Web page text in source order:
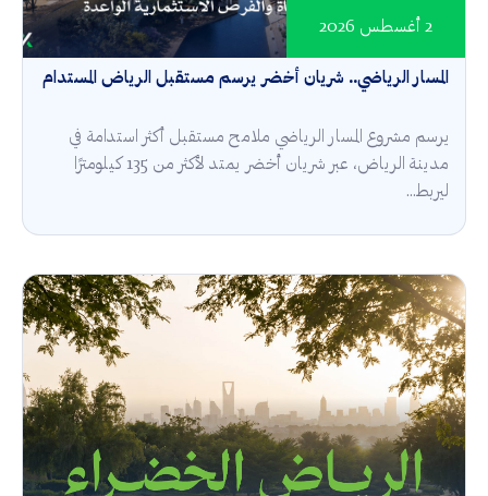
المسار الرياضي.. شريان أخضر يرسم مستقبل الرياض المستدام
2 أغسطس 2026
يرسم مشروع المسار الرياضي ملامح مستقبل أكثر استدامة في
مدينة الرياض، عبر شريان أخضر يمتد لأكثر من 135 كيلومترًا
ليربط...